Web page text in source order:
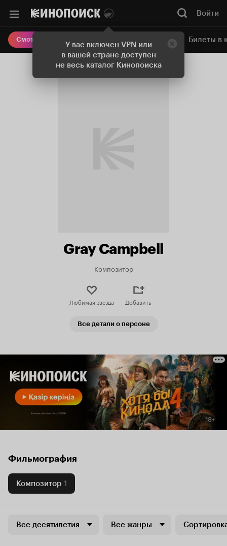
У вас включен VPN или
в вашей стране доступен
не весь каталог Кинопоиска
Войти
Смотреть кино Онлайн-кинотеатр Билеты в
Gray Campbell
Композитор
Любимая звезда Добавить
Все детали о персоне
Фильмография
Композитор 1
Все десятилетия Все жанры